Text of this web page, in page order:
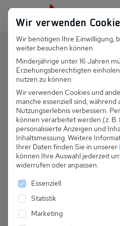
Persönlich für dich da: +49
Suchfeld
A 064.010 -
Wir verwenden
Wir benötigen Ihre Einwilligung,
weiter besuchen können.
Minderjährige unter 16 Jahren
Erziehungsberechtigten
nutzen zu können.
Wir verwenden Cookies und
manche essenziell sind,
Nutzungserlebnis verbessern.
können verarbeitet werden (z. B.
personalisierte Anzeigen und
Inhaltsmessung. Weitere
Ihrer Daten finden Sie in unserer
können Ihre Auswahl jederzeit
widerrufen oder anpassen.
Es folgt eine Liste der
Essenziell
Statistik
Marketing